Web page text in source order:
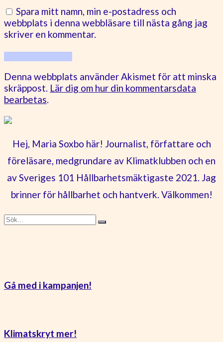
Spara mitt namn, min e-postadress och
webbplats i denna webbläsare till nästa gång jag
skriver en kommentar.
Denna webbplats använder Akismet för att minska
skräppost. Lär dig om hur din kommentarsdata
bearbetas.
Hej, Maria Soxbo här! Journalist, författare och
föreläsare, medgrundare av Klimatklubben och en
av Sveriges 101 Hållbarhetsmäktigaste 2021. Jag
brinner för hållbarhet och hantverk. Välkommen!
Gå med i kampanjen!
Klimatskryt mer!